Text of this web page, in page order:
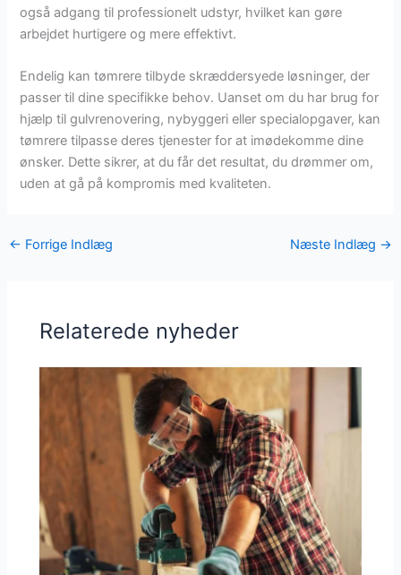
også adgang til professionelt udstyr, hvilket kan gøre
arbejdet hurtigere og mere effektivt.
Endelig kan tømrere tilbyde skræddersyede løsninger, der
passer til dine specifikke behov. Uanset om du har brug for
hjælp til gulvrenovering, nybyggeri eller specialopgaver, kan
tømrere tilpasse deres tjenester for at imødekomme dine
ønsker. Dette sikrer, at du får det resultat, du drømmer om,
uden at gå på kompromis med kvaliteten.
← Forrige Indlæg Næste Indlæg →
Relaterede nyheder